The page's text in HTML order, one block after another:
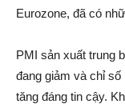
Eurozone, đã có
PMI sản xuất trung
đang giảm và chỉ
tăng đáng tin cậy.